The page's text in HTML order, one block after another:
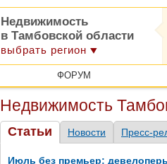
Недвижимость
в Тамбовской области
выбрать регион
ФОРУМ
Недвижимость
Статьи Новости Пресс-
Июль без премьер: